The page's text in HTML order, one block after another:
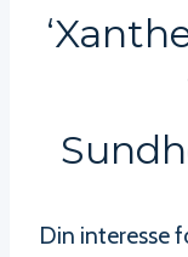
Din interesse